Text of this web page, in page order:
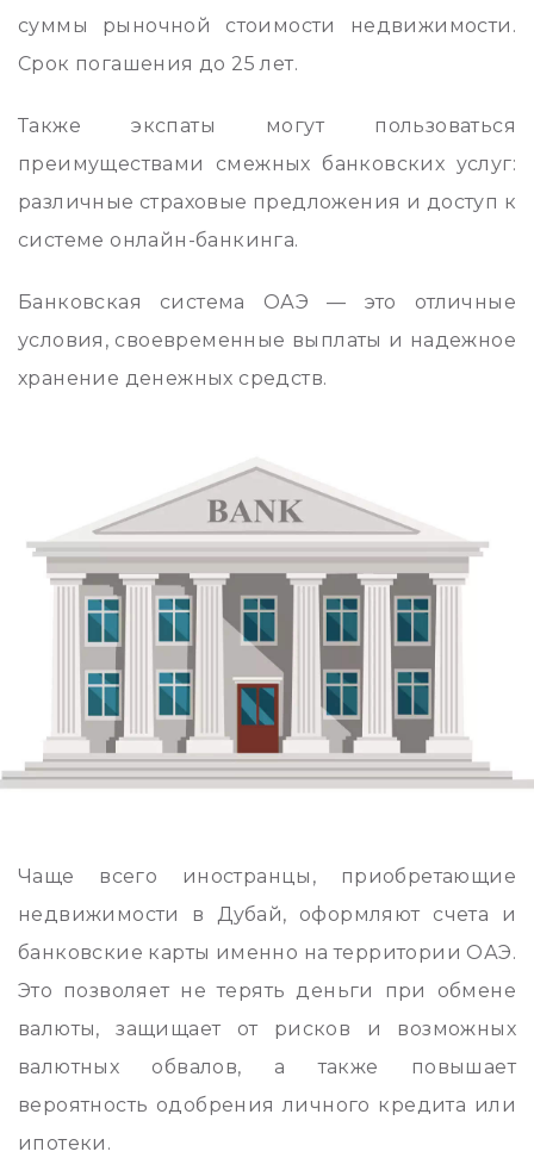
суммы рыночной стоимости недвижимости.
Срок погашения до 25 лет.
Также экспаты могут пользоваться
преимуществами смежных банковских услуг:
различные страховые предложения и доступ к
системе онлайн-банкинга.
Банковская система ОАЭ — это отличные
условия, своевременные выплаты и надежное
хранение денежных средств.
Чаще всего иностранцы, приобретающие
недвижимости в Дубай, оформляют счета и
банковские карты именно на территории ОАЭ.
Это позволяет не терять деньги при обмене
валюты, защищает от рисков и возможных
валютных обвалов, а также повышает
вероятность одобрения личного кредита или
ипотеки.